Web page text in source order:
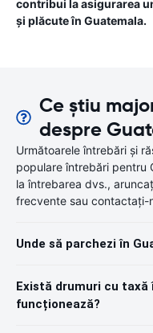
contribui la asigurarea
și plăcute în Guatemala.
Ce știu
despre
Următoarele întrebări și
populare întrebări pentru
la întrebarea dvs.,
frecvente sau contactați-
Unde să parchezi în
Există drumuri cu taxă
funcționează?